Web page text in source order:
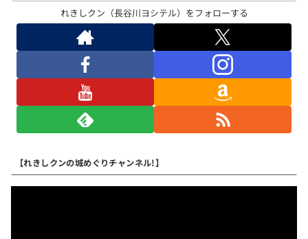
れきしクン（長谷川ヨシテル）をフォローする
【れきしクンの城めぐりチャンネル!】